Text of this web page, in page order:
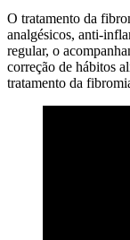
O tratamento da
analgésicos, anti-
regular, o
correção de hábitos
tratamento da